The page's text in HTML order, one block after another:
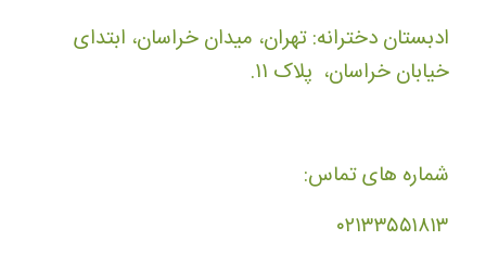
ادبستان دخترانه: تهران، میدان خراسان، ابتدای
خیابان خراسان، پلاک ۱۱.
شماره های تماس:
۰۲۱۳۳۵۵۱۸۱۳